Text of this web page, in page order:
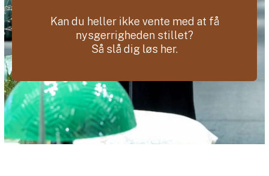
Kan du heller ikke vente med at få
nysgerrigheden stillet?
Så slå dig løs her.